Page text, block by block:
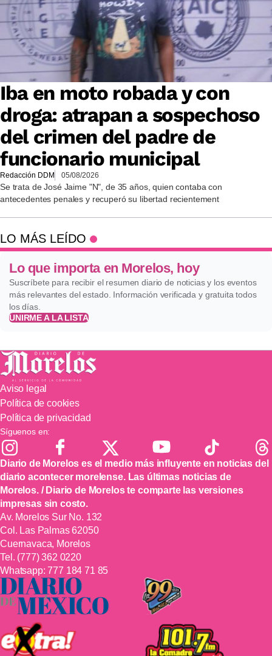
Iba en moto robada y con
droga: atrapan a sospechoso
del crimen del padre de
funcionario municipal
Redacción DDM 05/08/2026
Se trata de José Jaime "N", de 35 años, quien contaba con
antecedentes penales y recuperó su libertad recientement
LO MÁS LEÍDO
Lo que importa en Morelos, hoy
Suscríbete para recibir el resumen diario de noticias y los eventos
más relevantes del estado. Información verificada y gratuita todos
los días.
UNIRME A LA LISTA
Aviso legal
Política de cookies
Política de privacidad
Síguenos en:
Diario de Morelos es el medio más influyente en noticias del
diario acontecer morelense. Las últimas noticias de
Morelos. / Diario de Morelos te comparte las versiones
impresas sin costo.
Av. Morelos Sur No. 132
Col. Las Palmas 62050
Cuernavaca, Morelos
Tel. (777) 362 0220
Whatsapp:777 184 71 85